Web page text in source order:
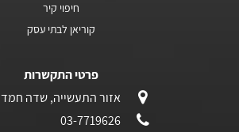
חיפוי קיר
קוריאן לבתי עסק
פרטי התקשרות
אזור התעשייה, שדה חמד
03-7719626